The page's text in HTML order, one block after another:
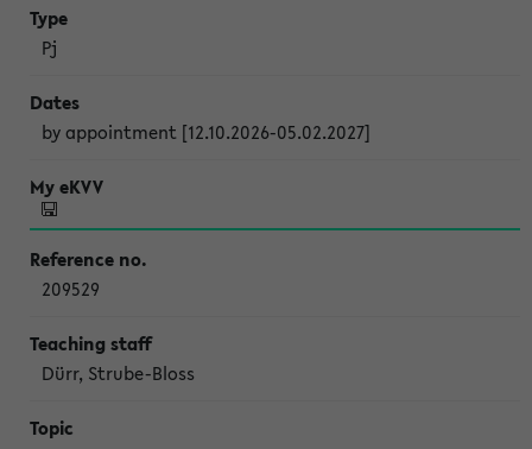
Pj
by appointment [12.10.2026-05.02.2027]
209529
Dürr, Strube-Bloss